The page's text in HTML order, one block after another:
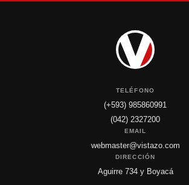
TELÉFONO
(+593) 985860991
(042) 2327200
EMAIL
webmaster@vistazo.com
DIRECCIÓN
Aguirre 734 y Boyacá